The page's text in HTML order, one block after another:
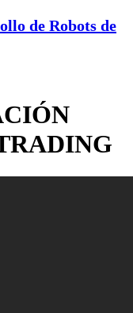
de Robots de